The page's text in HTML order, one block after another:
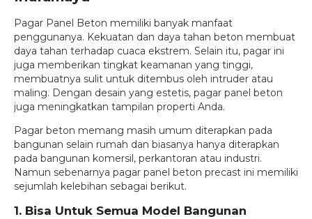
Pagar Panel Beton memiliki banyak manfaat
penggunanya. Kekuatan dan daya tahan beton membuat
daya tahan terhadap cuaca ekstrem. Selain itu, pagar ini
juga memberikan tingkat keamanan yang tinggi,
membuatnya sulit untuk ditembus oleh intruder atau
maling. Dengan desain yang estetis, pagar panel beton
juga meningkatkan tampilan properti Anda.
Pagar beton memang masih umum diterapkan pada
bangunan selain rumah dan biasanya hanya diterapkan
pada bangunan komersil, perkantoran atau industri.
Namun sebenarnya pagar panel beton precast ini memiliki
sejumlah kelebihan sebagai berikut.
1. Bisa Untuk Semua Model Bangunan